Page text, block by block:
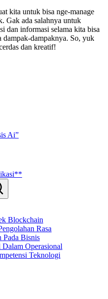
kita untuk bisa nge-manage
Gak ada salahnya untuk
dan informasi selama kita bisa
dampak-dampaknya. So, yuk
dan kreatif!
Ai”
Blockchain
Rasa
Pada Bisnis
Operasional
Teknologi